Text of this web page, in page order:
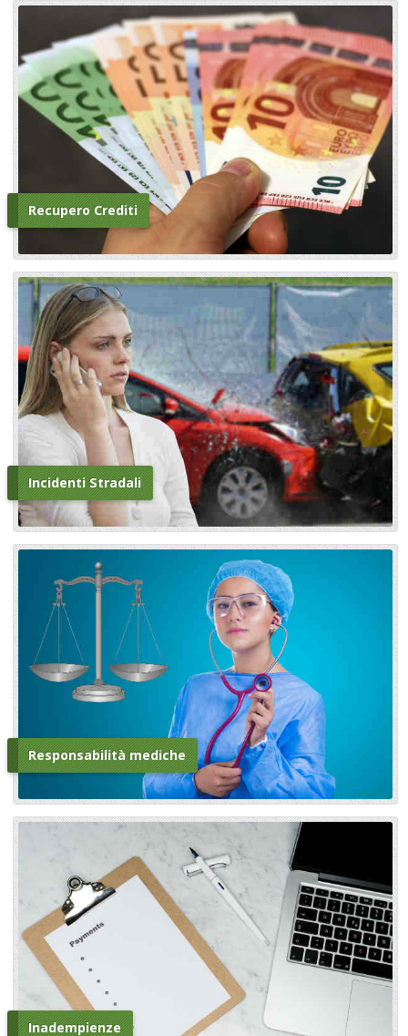
Recupero Crediti
Incidenti Stradali
Responsabilità mediche
Inadempienze